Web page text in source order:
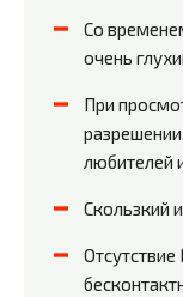
Со
очень
При
любителей
Скользкий